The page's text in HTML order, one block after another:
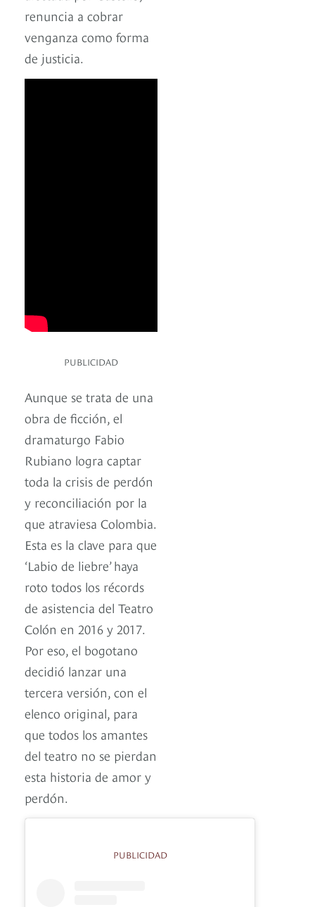
renuncia a cobrar
venganza como forma
de justicia.
PUBLICIDAD
Aunque se trata de una
obra de ficción, el
dramaturgo Fabio
Rubiano logra captar
toda la crisis de perdón
y reconciliación por la
que atraviesa Colombia.
Esta es la clave para que
‘Labio de liebre’ haya
roto todos los récords
de asistencia del Teatro
Colón en 2016 y 2017.
Por eso, el bogotano
decidió lanzar una
tercera versión, con el
elenco original, para
que todos los amantes
del teatro no se pierdan
esta historia de amor y
perdón.
PUBLICIDAD